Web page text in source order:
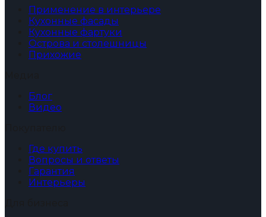
Применение в интерьере
Кухонные фасады
Кухонные фартуки
Острова и столешницы
Прихожие
Блог
Видео
Где купить
Вопросы и ответы
Гарантия
Интерьеры